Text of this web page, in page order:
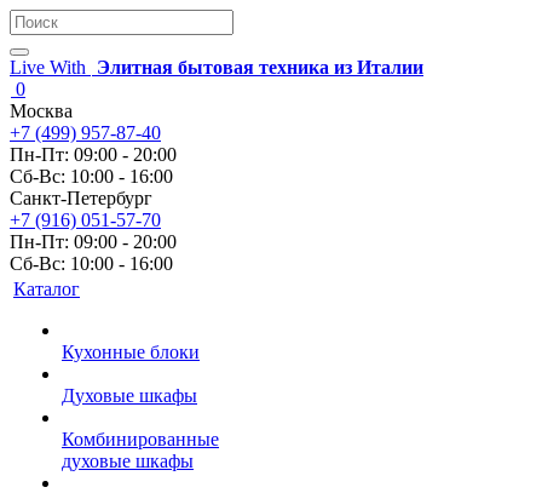
Live With
Элитная бытовая техника из Италии
0
Москва
+7 (499) 957-87-40
Пн-Пт: 09:00 - 20:00
Сб-Вс: 10:00 - 16:00
Санкт-Петербург
+7 (916) 051-57-70
Пн-Пт: 09:00 - 20:00
Сб-Вс: 10:00 - 16:00
Каталог
Кухонные блоки
Духовые шкафы
Комбинированные
духовые шкафы